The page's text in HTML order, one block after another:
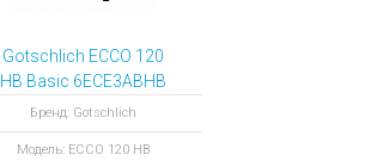
Gotschlich ECCO 120
HВ Basic 6ECE3ABHB
полноростовой
турникет
Бренд: Gotschlich
Модель: ECCO 120 HВ